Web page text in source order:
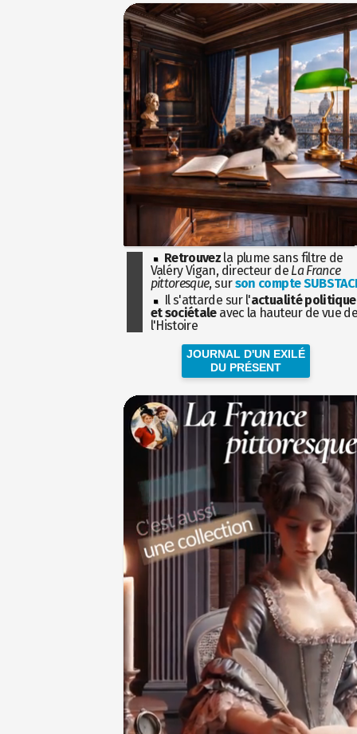
Retrouvez la plume sans filtre de
Valéry Vigan, directeur de La France
pittoresque, surson compte
Il s'attarde sur l'actualité politique
et sociétaleavec la hauteur de vue
l'Histoire
JOURNAL D'UN EXILÉ
DU PRÉSENT